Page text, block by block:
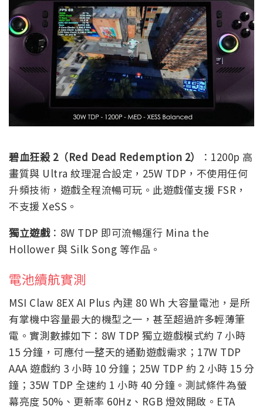
碧血狂殺 2（Red Dead Redemption 2）
：1200p 高
畫質與 Ultra 紋理混合設定，25W TDP，不使用任何
升頻技術，遊戲全程流暢可玩。此遊戲僅支援 FSR，
不支援 XeSS。
獨立遊戲：8W TDP 即可流暢運行 Mina the
Hollower 與 Silk Song 等作品。
電池續航實測
MSI Claw 8EX AI Plus 內建 80 Wh 大容量電池，是所
有掌機中容量最大的機型之一，甚至超過許多輕薄筆
電。實測數據如下：8W TDP 獨立遊戲模式約 7 小時
15 分鐘，可應付一整天的通勤遊戲需求；17W TDP
AAA 遊戲約 3 小時 10 分鐘；25W TDP 約 2 小時 15 分
鐘；35W TDP 全速約 1 小時 40 分鐘。測試條件為螢
幕亮度 50%、更新率 60Hz、RGB 燈效開啟。ETA